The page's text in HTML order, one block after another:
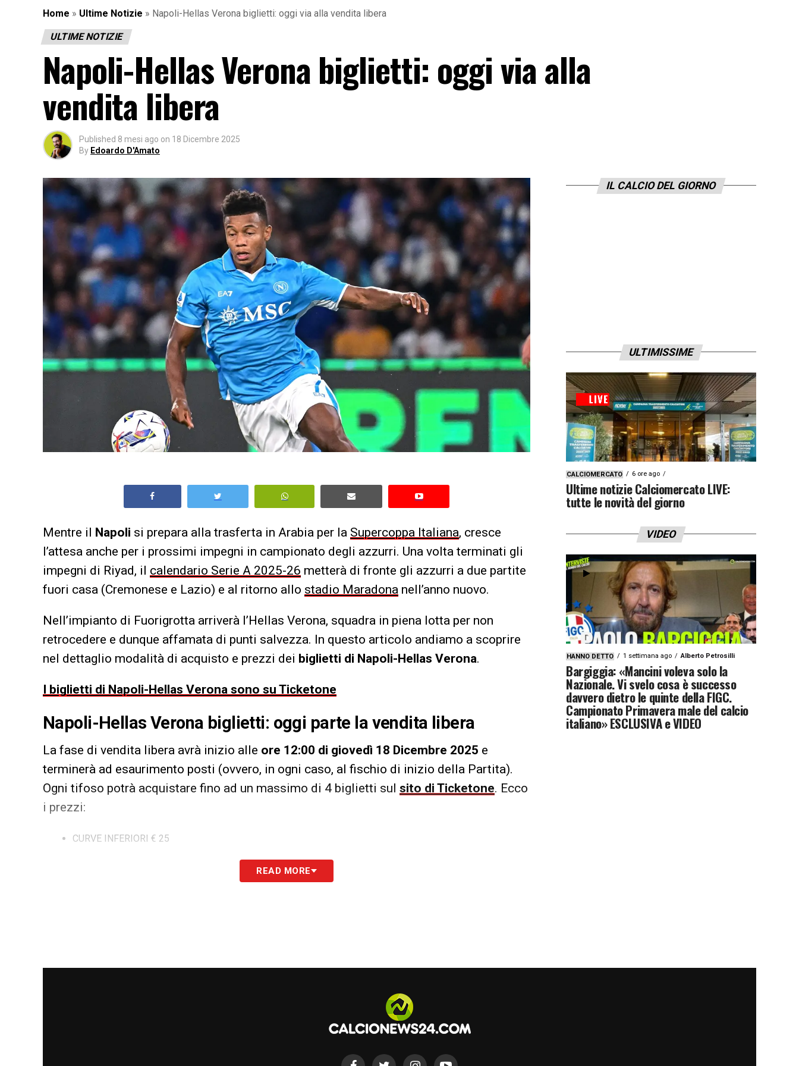
Home » Ultime Notizie » Napoli-Hellas Verona biglietti: oggi via alla vendita libera
ULTIME NOTIZIE
Napoli-Hellas Verona biglietti: oggi via alla
vendita libera
Published 8 mesi ago on 18 Dicembre 2025
By Edoardo D'Amato
Mentre il Napoli si prepara alla trasferta in Arabia per la Supercoppa Italiana, cresce
l’attesa anche per i prossimi impegni in campionato degli azzurri. Una volta terminati gli
impegni di Riyad, il calendario Serie A 2025-26 metterà di fronte gli azzurri a due partite
fuori casa (Cremonese e Lazio) e al ritorno allo stadio Maradona nell’anno nuovo.
Nell’impianto di Fuorigrotta arriverà l’Hellas Verona, squadra in piena lotta per non
retrocedere e dunque affamata di punti salvezza. In questo articolo andiamo a scoprire
nel dettaglio modalità di acquisto e prezzi dei biglietti di Napoli-Hellas Verona.
I biglietti di Napoli-Hellas Verona sono su Ticketone
Napoli-Hellas Verona biglietti: oggi parte la vendita libera
La fase di vendita libera avrà inizio alle ore 12:00 di giovedì 18 Dicembre 2025 e
terminerà ad esaurimento posti (ovvero, in ogni caso, al fischio di inizio della Partita).
Ogni tifoso potrà acquistare fino ad un massimo di 4 biglietti sul sito di Ticketone. Ecco
i prezzi:
CURVE INFERIORI € 25
Le informazioni generali per assistere alla partita
L’accesso allo Stadio dovrà avvenire in maniera ordinata, nel rispetto delle istruzioni
impartite dalla SSC Napoli tramite il proprio personale, al fine di evitare assembramenti.
READ MORE
IL CALCIO DEL GIORNO
ULTIMISSIME
CALCIOMERCATO 6 ore ago
Ultime notizie Calciomercato LIVE:
tutte le novità del giorno
VIDEO
HANNO DETTO 1 settimana ago Alberto Petrosilli
Bargiggia: «Mancini voleva solo la
Nazionale. Vi svelo cosa è successo
davvero dietro le quinte della FIGC.
Campionato Primavera male del calcio
italiano» ESCLUSIVA e VIDEO